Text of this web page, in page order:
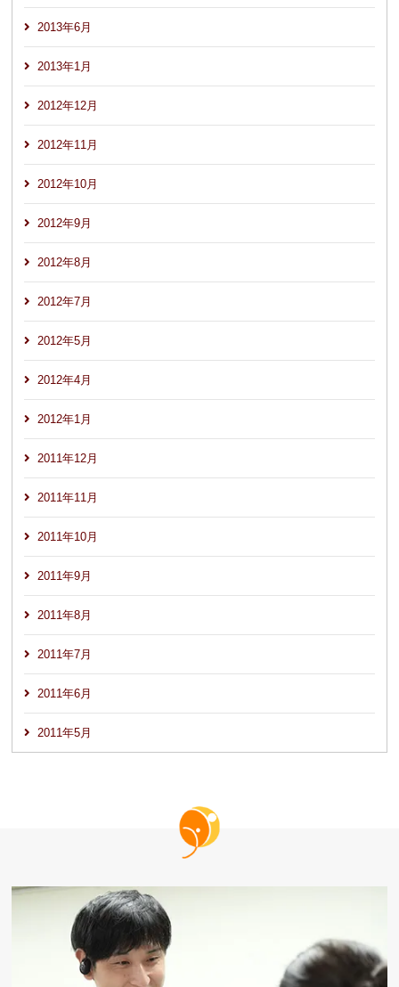
2013年6月
2013年1月
2012年12月
2012年11月
2012年10月
2012年9月
2012年8月
2012年7月
2012年5月
2012年4月
2012年1月
2011年12月
2011年11月
2011年10月
2011年9月
2011年8月
2011年7月
2011年6月
2011年5月